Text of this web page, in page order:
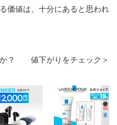
価値は、十分にあると思われ
か？ 値下がりをチェック＞